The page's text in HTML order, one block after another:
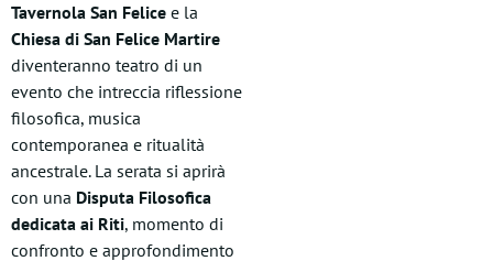
Tavernola San Felice e la
Chiesa di San Felice Martire
diventeranno teatro di un
evento che intreccia riflessione
filosofica, musica
contemporanea e ritualità
ancestrale. La serata si aprirà
con una Disputa Filosofica
dedicata ai Riti, momento di
confronto e approfondimento